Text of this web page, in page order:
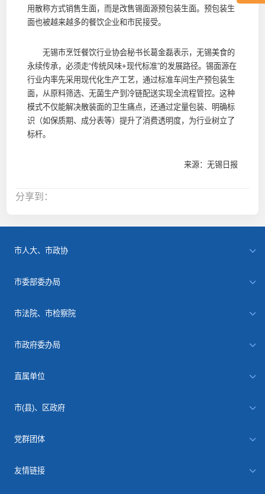
用散称方式销售生面，而是改售锡面源预包装生面。预包装生
面也被越来越多的餐饮企业和市民接受。
无锡市烹饪餐饮行业协会秘书长葛金磊表示，无锡美食的
永续传承，必须走“传统风味+现代标准”的发展路径。锡面源在
行业内率先采用现代化生产工艺，通过标准车间生产预包装生
面，从原料筛选、无菌生产到冷链配送实现全流程管控。这种
模式不仅能解决散装面的卫生痛点，还通过定量包装、明确标
识（如保质期、成分表等）提升了消费透明度，为行业树立了
标杆。
来源：无锡日报
分享到：
市人大、市政协
市委部委办局
市法院、市检察院
市政府委办局
直属单位
市(县)、区政府
党群团体
友情链接